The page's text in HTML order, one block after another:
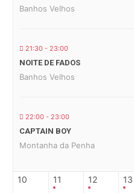
Banhos Velhos
21:30 - 23:00
NOITE DE FADOS
Banhos Velhos
22:00 - 23:00
CAPTAIN BOY
Montanha da Penha
10 11 12 13